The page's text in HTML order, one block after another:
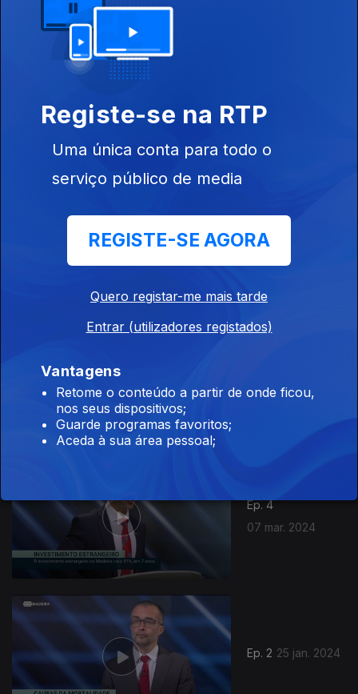
Ep. 6
Ep. 4
07 mar. 2024
Ep. 2 25 jan. 2024
Registe-se na RTP
Uma única conta para todo o
serviço público de media
REGISTE-SE AGORA
Quero registar-me mais tarde
Entrar (utilizadores registados)
Vantagens
Retome o conteúdo a partir de onde ficou,
nos seus dispositivos;
Guarde programas favoritos;
Aceda à sua área pessoal;